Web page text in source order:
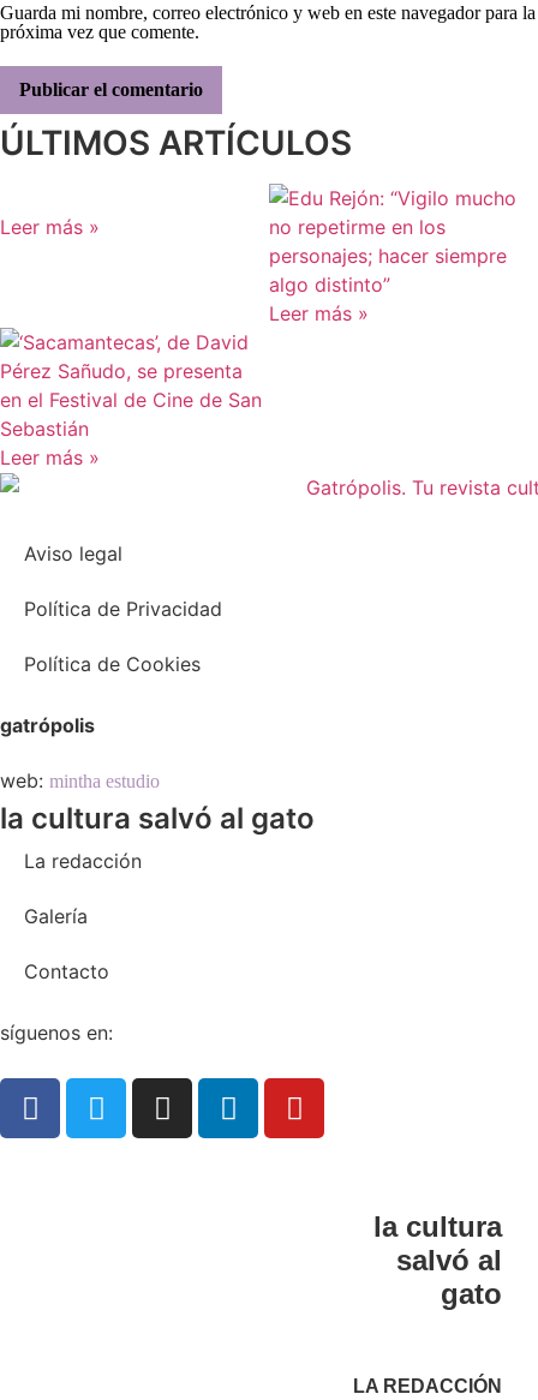
Guarda mi nombre, correo electrónico y web en este navegador para la
próxima vez que comente.
ÚLTIMOS ARTÍCULOS
Leer más »
Leer más »
Leer más »
Aviso legal
Política de Privacidad
Política de Cookies
gatrópolis
web: mintha estudio
la cultura salvó al gato
La redacción
Galería
Contacto
síguenos en:
la cultura
salvó al
gato
LA REDACCIÓN